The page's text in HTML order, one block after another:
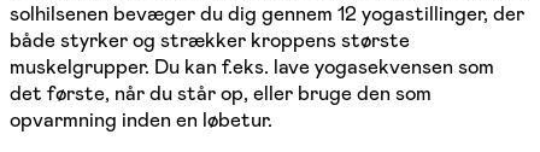
solhilsenen bevæger du dig gennem 12 yogastillinger, der
både styrker og strækker kroppens største
muskelgrupper. Du kan f.eks. lave yogasekvensen som
det første, når du står op, eller bruge den som
opvarmning inden en løbetur.